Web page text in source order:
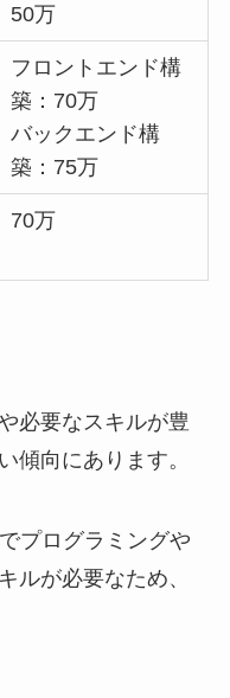
50万
フロントエンド構
築：70万
バックエンド構
築：75万
70万
必要なスキルが豊
傾向にあります。
プログラミングや
ルが必要なため、